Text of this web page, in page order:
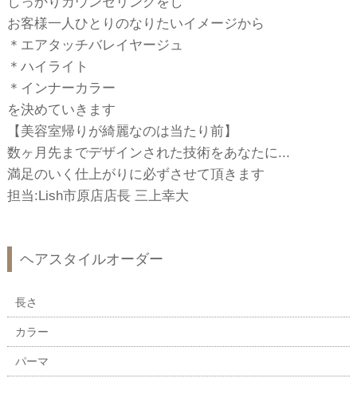
お客様一人ひとりのなりたいイメージから
＊エアタッチバレイヤージュ
＊ハイライト
＊インナーカラー
を決めていきます
【美容室帰りが綺麗なのは当たり前】
数ヶ月先までデザインされた技術をあなたに...
満足のいく仕上がりに必ずさせて頂きます
担当:Lish市原店店長 三上幸大
ヘアスタイルオーダー
長さ
カラー
パーマ